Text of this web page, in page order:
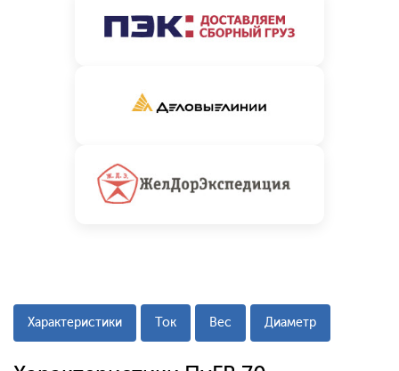
Характеристики Ток Вес Диаметр